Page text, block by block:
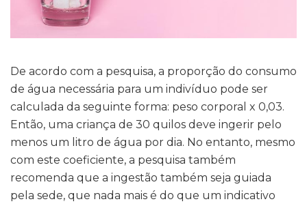
De acordo com a pesquisa, a proporção do consumo
de água necessária para um indivíduo pode ser
calculada da seguinte forma: peso corporal x 0,03.
Então, uma criança de 30 quilos deve ingerir pelo
menos um litro de água por dia. No entanto, mesmo
com este coeficiente, a pesquisa também
recomenda que a ingestão também seja guiada
pela sede, que nada mais é do que um indicativo